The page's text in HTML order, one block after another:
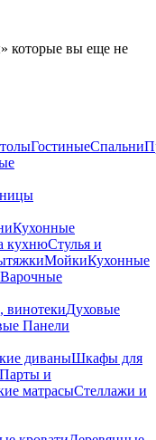
которые вы еще не
ГостиныеСпальни
Кухонные
кухнюСтулья и
МойкиКухонные
Варочные
винотекиДуховые
Панели
диваныШкафы для
Парты и
матрасыСтеллажи и